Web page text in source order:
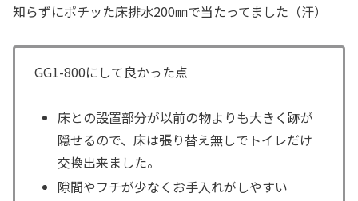
知らずにポチッた床排水200㎜で当たってました（汗）
GG1-800にして良かった点
床との設置部分が以前の物よりも大きく跡が
隠せるので、床は張り替え無しでトイレだけ
交換出来ました。
隙間やフチが少なくお手入れがしやすい